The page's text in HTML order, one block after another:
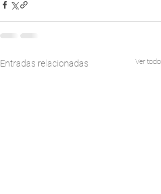
Entradas relacionadas Ver todo